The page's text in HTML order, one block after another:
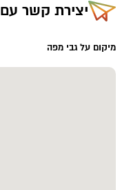
יצירת קשר עם
מיקום על גבי מפה